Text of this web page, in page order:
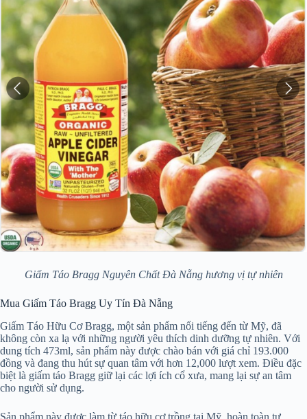
Giấm Táo Bragg Nguyên Chất Đà Nẵng hương vị tự nhiên
Mua Giấm Táo Bragg Uy Tín Đà Nẵng
Giấm Táo Hữu Cơ Bragg, một sản phẩm nổi tiếng đến từ Mỹ, đã
không còn xa lạ với những người yêu thích dinh dưỡng tự nhiên. Với
dung tích 473ml, sản phẩm này được chào bán với giá chỉ 193.000
đồng và đang thu hút sự quan tâm với hơn 12,000 lượt xem. Điều đặc
biệt là giấm táo Bragg giữ lại các lợi ích cổ xưa, mang lại sự an tâm
cho người sử dụng.
Sản phẩm này được làm từ táo hữu cơ trồng tại Mỹ, hoàn toàn tự